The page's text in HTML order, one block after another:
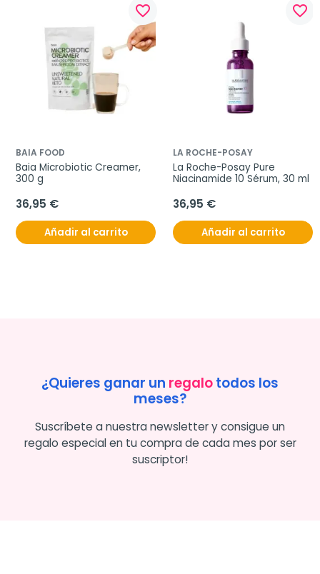
favorite_border
BAIA FOOD
Baia Microbiotic Creamer,
300 g
36,95 €
Añadir al carrito
favorite_border
LA ROCHE-POSAY
La Roche-Posay Pure
Niacinamide 10 Sérum, 30 ml
36,95 €
Añadir al carrito
¿Quieres ganar un regalotodos los
meses?
Suscríbete a nuestra newsletter y consigue un
regalo especial en tu compra de cada mes por ser
suscriptor!